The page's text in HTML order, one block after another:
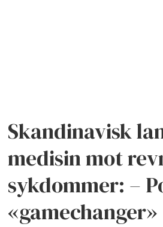
Skandinavisk
medisin mot
sykdommer: –
«gamechanger»